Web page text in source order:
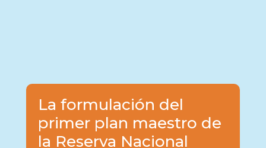
La formulación del
primer plan maestro de
la Reserva Nacional